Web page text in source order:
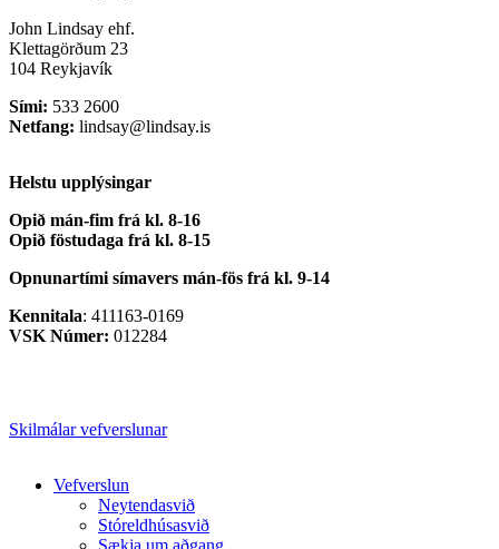
John Lindsay ehf.
Klettagörðum 23
104 Reykjavík
Sími: 533 2600
Netfang: lindsay@lindsay.is
Helstu upplýsingar
Opið mán-fim frá kl. 8-16
Opið föstudaga frá kl. 8-15
Opnunartími símavers mán-fös frá kl. 9-14
Kennitala: 411163-0169
VSK Númer: 012284
Skilmálar vefverslunar
Close
Vefverslun
Neytendasvið
Stóreldhúsasvið
Sækja um aðgang